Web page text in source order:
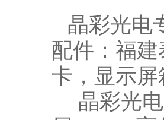
晶彩光电
配件：福
卡，显示
晶彩光电